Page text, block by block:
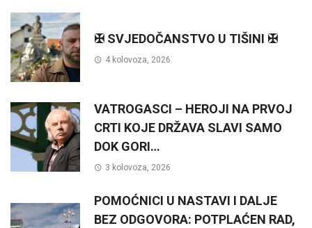
✠ SVJEDOČANSTVO U TIŠINI ✠
4 kolovoza, 2026
VATROGASCI – HEROJI NA PRVOJ
CRTI KOJE DRŽAVA SLAVI SAMO
DOK GORI…
3 kolovoza, 2026
POMOĆNICI U NASTAVI I DALJE
BEZ ODGOVORA: POTPLAĆEN RAD,